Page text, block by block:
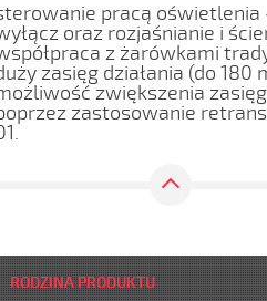
pracą oświetlenia
oraz rozjaśnianie i
z żarówkami
zasięg działania (do 180
zwiększenia
zastosowanie
RODZINA PRODUKTU